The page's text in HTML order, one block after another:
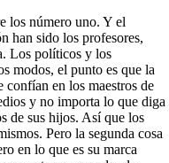
los número uno. Y el
han sido los profesores,
Los políticos y los
modos, el punto es que la
confían en los maestros de
y no importa lo que diga
de sus hijos. Así que los
Pero la segunda cosa
en lo que es su marca